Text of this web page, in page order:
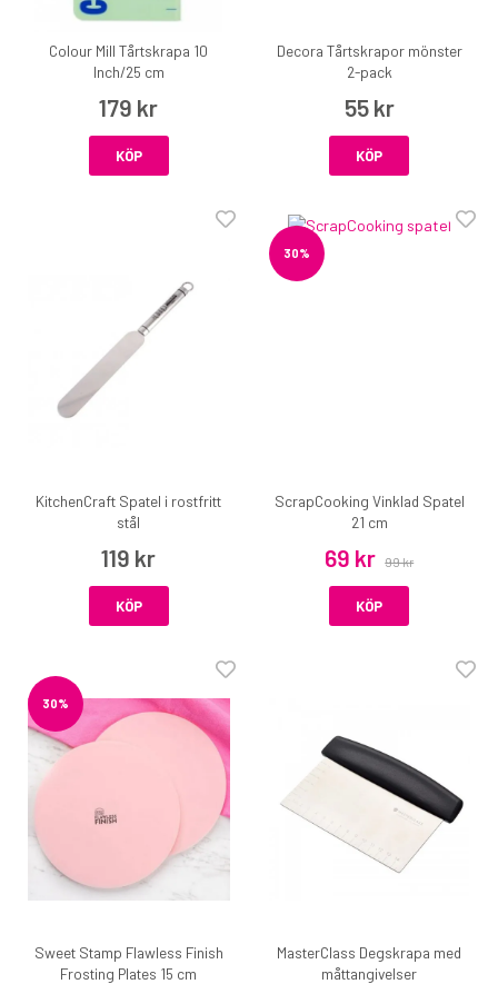
Colour Mill Tårtskrapa 10
Inch/25 cm
179 kr
KÖP
Decora Tårtskrapor mönster
2-pack
55 kr
KÖP
KitchenCraft Spatel i rostfritt
stål
119 kr
KÖP
30%
ScrapCooking Vinklad Spatel
21 cm
69 kr 99 kr
KÖP
30%
Sweet Stamp Flawless Finish
Frosting Plates 15 cm
MasterClass Degskrapa med
måttangivelser